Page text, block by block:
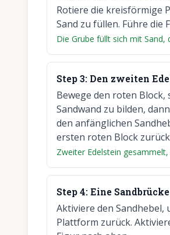
Rotiere die kreisförmige
Sand zu füllen. Führe die
Die Grube füllt sich mit Sand,
Step3: Den zweiten
Bewege den roten Block,
Sandwand zu bilden,
den anfänglichen
ersten roten Block
Zweiter Edelstein
Step4:Eine
Aktiviere den Sandhebel,
Plattform zurück.